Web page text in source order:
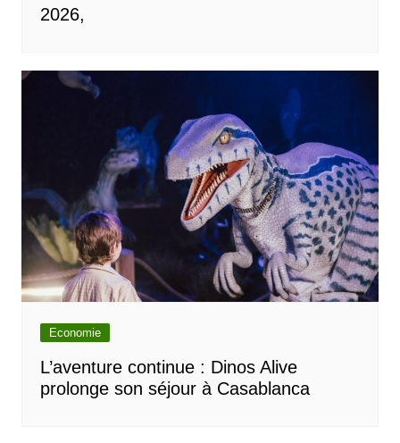
2026,
Economie
L’aventure continue : Dinos Alive
prolonge son séjour à Casablanca